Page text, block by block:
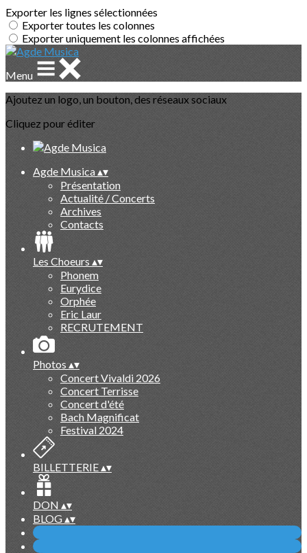
Exporter les lignes sélectionnées
Exporter toutes les colonnes
Exporter uniquement les colonnes affichées
Menu
Ajoutez un logo, un bouton, des réseaux sociaux
Cliquez pour éditer
Agde Musica▴▾
Présentation
Actualité / Concerts
Archives
Contacts
Les Choeurs ▴▾
Phonem
Eurydice
Orphée
Eric Laur
RECRUTEMENT
Photos ▴▾
Concert Vivaldi 2026
Concert Terrisse
Concert d'été
Bach Magnificat
Festival 2024
BILLETTERIE▴▾
DON ▴▾
BLOG▴▾